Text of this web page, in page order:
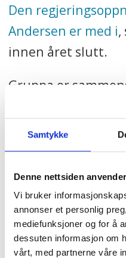
Samtykke
Denne nettsiden
Vi bruker
annonser et personlig
mediefunksjoner og for å
dessuten informasjon om
vårt, med partnerne våre
Den
Andersen er med i,
innen året slutt.
Gruppa er
arbeidslivet. I
arbeidsmiljø er